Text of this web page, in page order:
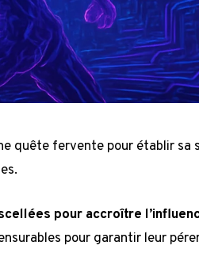
quête fervente pour établir sa
pour accroître
pour garantir leur